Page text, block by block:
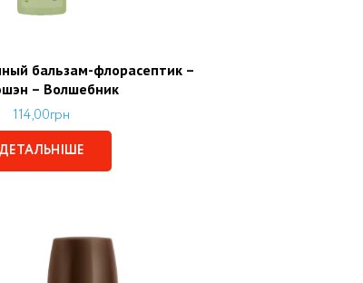
бальзам-флорасептик –
– Волшебник
114,00грн
ДЕТАЛЬНІШЕ